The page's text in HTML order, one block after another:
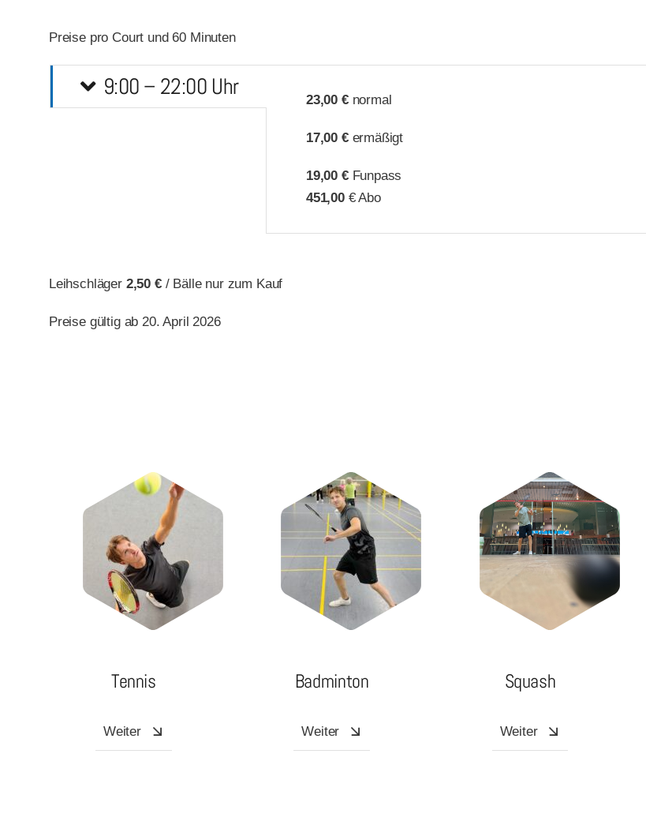
Preise pro Court und 60 Minuten
9:00 – 22:00 Uhr 23,00 €normal
17,00 €ermäßigt
19,00 €Funpass
451,00€ Abo
Leihschläger 2,50 €/ Bälle nur zum Kauf
Preise gültig ab 20. April 2026
Tennis
Weiter
Badminton
Weiter
Squash
Weiter